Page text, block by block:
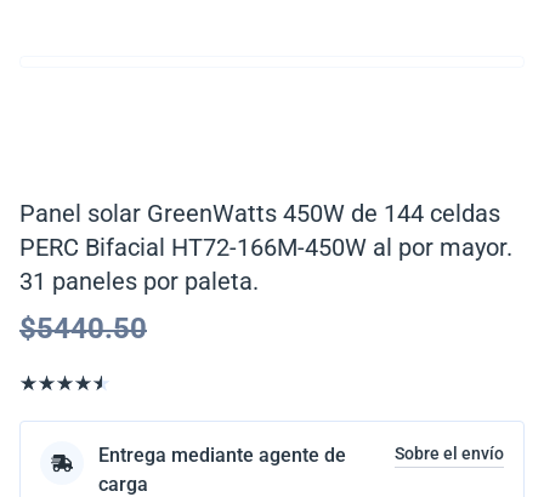
Panel solar GreenWatts 450W de 144 celdas
PERC Bifacial HT72-166M-450W al por mayor.
31 paneles por paleta.
$5440.50
Entrega mediante agente de
carga
Sobre el envío